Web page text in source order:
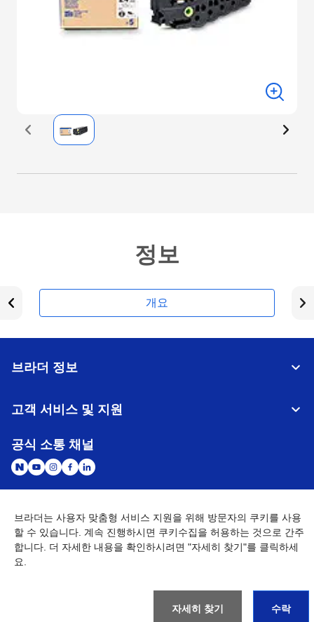
정보
개요
브라더 정보
고객 서비스 및 지원
공식 소통 채널
대한민국 글로벌 네트워크
개인정보처리방침 이용약관
사이트맵
개인정보취급방침 (Brother Industries, Ltd.)
BROTHER INTERNATIONAL KOREA CO., LTD. All Rights
Reserved
브라더는 사용자 맞춤형 서비스 지원을 위해 방문자의 쿠키를 사용
할 수 있습니다. 계속 진행하시면 쿠키수집을 허용하는 것으로 간주
합니다. 더 자세한 내용을 확인하시려면 "자세히 찾기"를 클릭하세
요.
자세히 찾기 수락